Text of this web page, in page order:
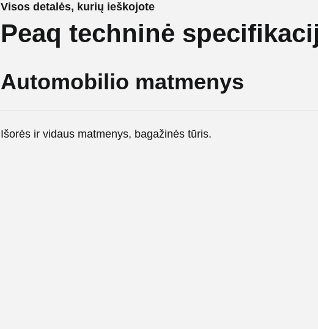
Visos detalės, kurių ieškojote
Peaq techninė
Automobilio matmenys
Išorės ir vidaus matmenys, bagažinės tūris.